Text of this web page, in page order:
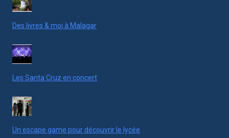
Des livres & moi à Malagar
Les Santa Cruz en concert
Un escape game pour découvrir le lycée